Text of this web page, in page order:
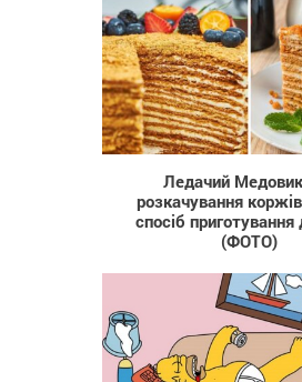
Ледачий
розкачування
спосіб приготування
(ФОТО)